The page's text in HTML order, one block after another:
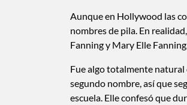
Aunque en Hollywood las
nombres de pila. En
Fanning y Mary Elle
Fue algo totalmente natural
segundo nombre, así que
escuela. Elle confesó que